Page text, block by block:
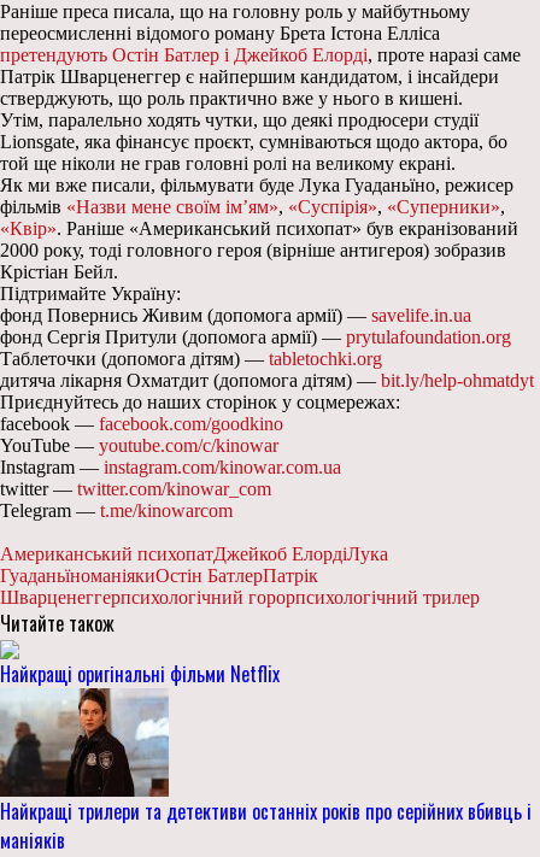
Раніше преса писала, що на головну роль у майбутньому
переосмисленні відомого роману Брета Істона Елліса
претендують Остін Батлер і Джейкоб Елорді, проте наразі саме
Патрік Шварценеггер є найпершим кандидатом, і інсайдери
стверджують, що роль практично вже у нього в кишені.
Утім, паралельно ходять чутки, що деякі продюсери студії
Lionsgate, яка фінансує проєкт, сумніваються щодо актора, бо
той ще ніколи не грав головні ролі на великому екрані.
Як ми вже писали, фільмувати буде Лука Гуаданьїно, режисер
фільмів «Назви мене своїм ім’ям», «Суспірія», «Суперники»,
«Квір». Раніше «Американський психопат» був екранізований
2000 року, тоді головного героя (вірніше антигероя) зобразив
Крістіан Бейл.
Підтримайте Україну:
фонд Повернись Живим (допомога армії) — savelife.in.ua
фонд Сергія Притули (допомога армії) — prytulafoundation.org
Таблеточки (допомога дітям) — tabletochki.org
дитяча лікарня Охматдит (допомога дітям) — bit.ly/help-ohmatdyt
Приєднуйтесь до наших сторінок у соцмережах:
facebook — facebook.com/goodkino
YouTube — youtube.com/c/kinowar
Instagram — instagram.com/kinowar.com.ua
twitter — twitter.com/kinowar_com
Telegram — t.me/kinowarcom
Американський психопатДжейкоб ЕлордіЛука
ГуаданьїноманіякиОстін БатлерПатрік
Шварценеггерпсихологічний горорпсихологічний трилер
Читайте також
Найкращі оригінальні фільми Netflix
Найкращі трилери та детективи останніх років про серійних вбивць і
маніяків